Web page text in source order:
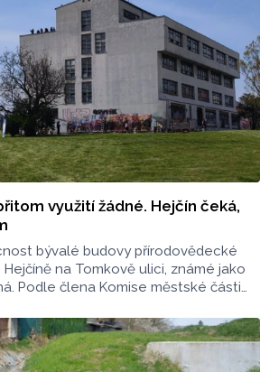
využití žádné. Hejčín čeká,
bývalé budovy přírodovědecké
na Tomkově ulici, známé jako
Podle člena Komise městské části
lokalit ve městě naložit.
bylo.